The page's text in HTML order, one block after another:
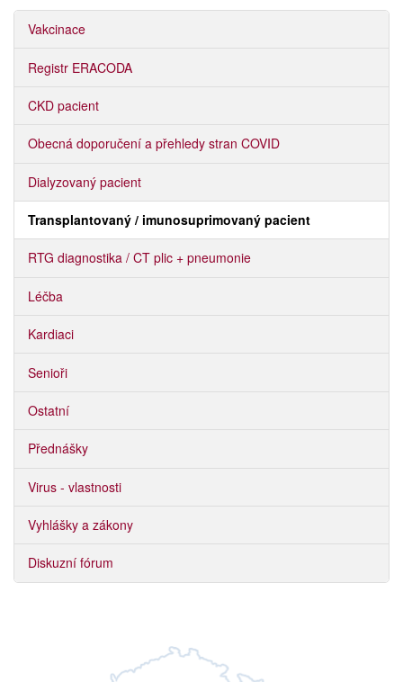
Vakcinace
Registr ERACODA
CKD pacient
Obecná doporučení a přehledy stran COVID
Dialyzovaný pacient
Transplantovaný / imunosuprimovaný pacient
RTG diagnostika / CT plic + pneumonie
Léčba
Kardiaci
Senioři
Ostatní
Přednášky
Virus - vlastnosti
Vyhlášky a zákony
Diskuzní fórum